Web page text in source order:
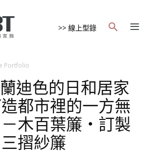
>> 線上型錄
Portfolio
迪色的日和居家
都市裡的一方無
木百葉簾・訂製
三摺紗簾